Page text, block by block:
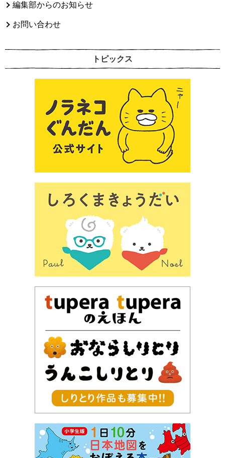
編集部からのお知らせ
お問い合わせ
トピックス